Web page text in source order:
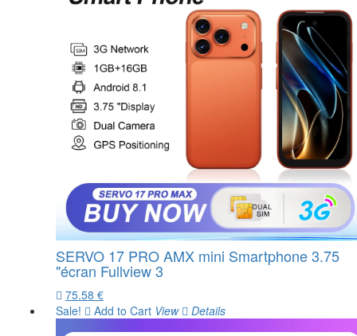
SERVO 17 PRO AMX mini Smartphone 3.75
"écran Fullview 3
75.58 €
Sale!
Add to Cart View Details